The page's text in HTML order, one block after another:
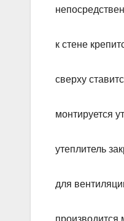
к стене
сверху
монтируется
утеплитель
для
производится